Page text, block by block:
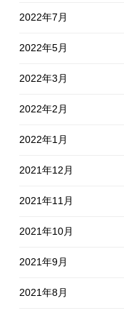
2022年7月
2022年5月
2022年3月
2022年2月
2022年1月
2021年12月
2021年11月
2021年10月
2021年9月
2021年8月